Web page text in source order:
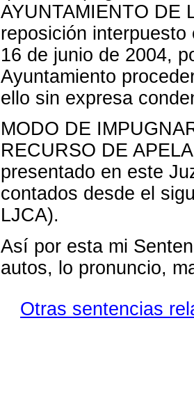
AYUNTAMIENTO DE
reposición
16 de junio de 2004,
Ayuntamiento
ello sin expresa
MODO DE
RECURSO DE
presentado en este
contados desde el
LJCA).
Así por esta mi
autos, lo pronuncio,
Otras sentencias